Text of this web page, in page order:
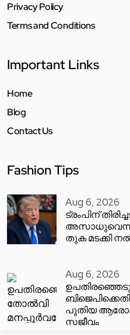
Privacy Policy
Terms and Conditions
Important Links
Home
Blog
Contact Us
Fashion Tips
Aug 6, 2026
ട്രംപിന്
അസാധുവെന്ന്
തുക മടക്കി
Aug 6, 2026
പുതിയ
സജീവം